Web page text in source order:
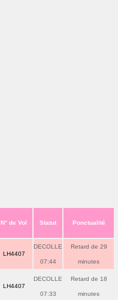
N° de Vol Statut Ponctualité
LH4407
DECOLLE
07:44
Retard de 29
minutes
LH4407
DECOLLE
07:33
Retard de 18
minutes